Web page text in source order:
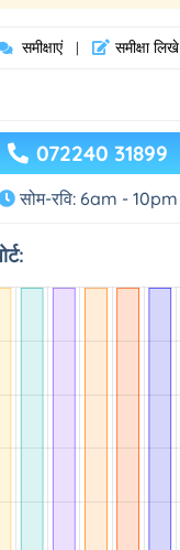
समीक्षाएं | समीक्षा लिखे
072240 31899
सोम-रवि: 6am - 10pm